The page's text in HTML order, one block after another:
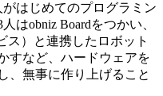
はじめてのプログラミン
はobniz Boardをつかい、
ス）と連携したロボット
すなど、ハードウェアを
、無事に作り上げること